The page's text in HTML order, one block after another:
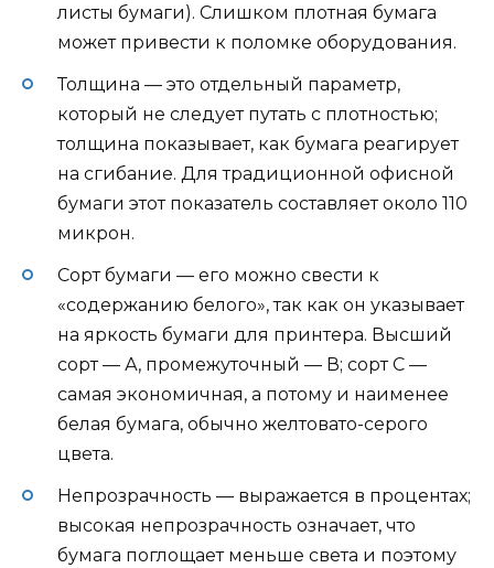
листы бумаги). Слишком плотная бумага
может привести к поломке оборудования.
Толщина — это отдельный параметр,
который не следует путать с плотностью;
толщина показывает, как бумага реагирует
на сгибание. Для традиционной офисной
бумаги этот показатель составляет около 110
микрон.
Сорт бумаги — его можно свести к
«содержанию белого», так как он указывает
на яркость бумаги для принтера. Высший
сорт — А, промежуточный — В; сорт С —
самая экономичная, а потому и наименее
белая бумага, обычно желтовато-серого
цвета.
Непрозрачность — выражается в процентах;
высокая непрозрачность означает, что
бумага поглощает меньше света и поэтому